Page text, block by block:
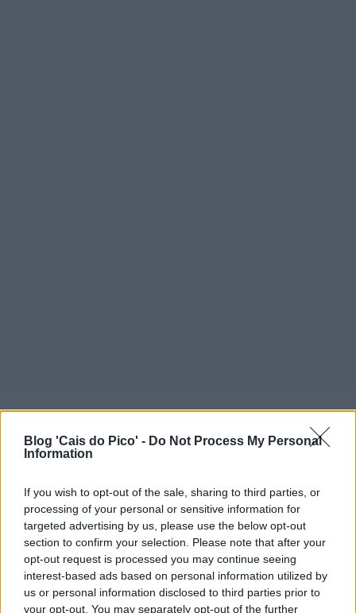
Blog 'Cais do Pico' - Do Not Process My Personal
Information
If you wish to opt-out of the sale, sharing to third parties, or
processing of your personal or sensitive information for
targeted advertising by us, please use the below opt-out
section to confirm your selection. Please note that after your
opt-out request is processed you may continue seeing
interest-based ads based on personal information utilized by
us or personal information disclosed to third parties prior to
your opt-out. You may separately opt-out of the further